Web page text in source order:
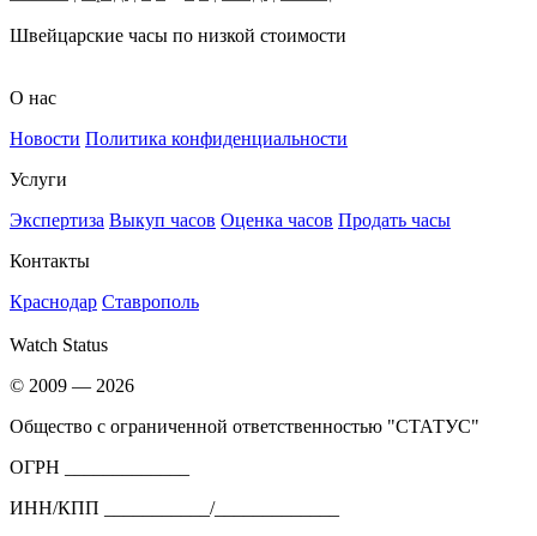
Швейцарские часы по низкой стоимости
О нас
Новости Политика конфиденциальности
Услуги
Экспертиза Выкуп часов Оценка часов Продать часы
Контакты
Краснодар Ставрополь
Watch Status
© 2009 — 2026
Общество с ограниченной ответственностью "СТАТУС"
ОГРН _____________
ИНН/КПП ___________/_____________